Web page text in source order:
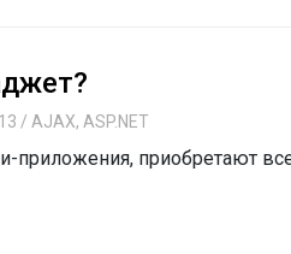
/ AJAX, ASP.NET
приложения, приобретают